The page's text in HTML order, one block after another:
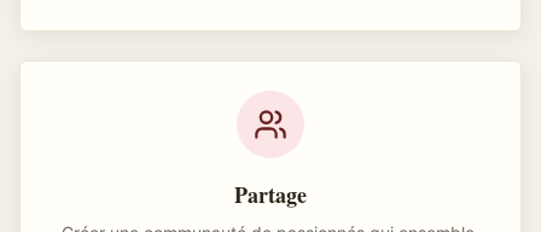
Partage